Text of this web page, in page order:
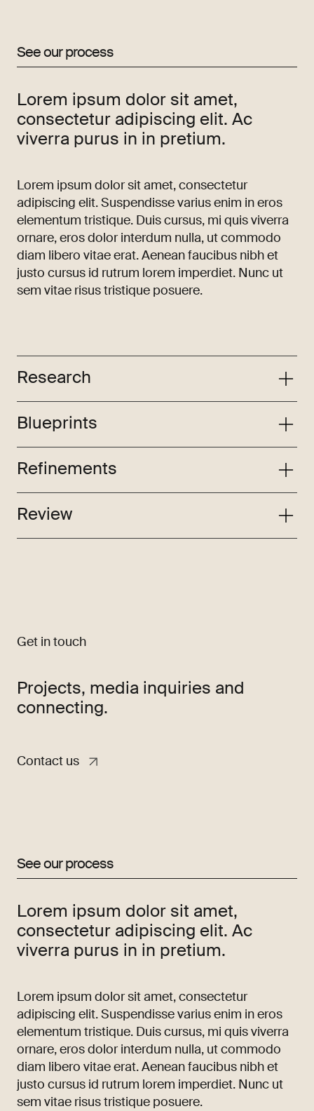
See our process
Lorem ipsum dolor sit amet,
consectetur adipiscing elit. Ac
viverra purus in in pretium.
Lorem ipsum dolor sit amet, consectetur
adipiscing elit. Suspendisse varius enim in eros
elementum tristique. Duis cursus, mi quis viverra
ornare, eros dolor interdum nulla, ut commodo
diam libero vitae erat. Aenean faucibus nibh et
justo cursus id rutrum lorem imperdiet. Nunc ut
sem vitae risus tristique posuere.
Research
Blueprints
Refinements
Review
Get in touch
Projects, media inquiries and
connecting.
Contact us
See our process
Lorem ipsum dolor sit amet,
consectetur adipiscing elit. Ac
viverra purus in in pretium.
Lorem ipsum dolor sit amet, consectetur
adipiscing elit. Suspendisse varius enim in eros
elementum tristique. Duis cursus, mi quis viverra
ornare, eros dolor interdum nulla, ut commodo
diam libero vitae erat. Aenean faucibus nibh et
justo cursus id rutrum lorem imperdiet. Nunc ut
sem vitae risus tristique posuere.